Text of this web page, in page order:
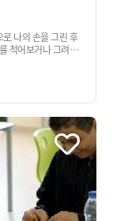
나의 손을 그린 후
적어보거나 그려보